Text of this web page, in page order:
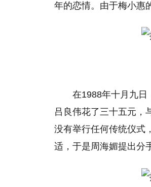
年的恋情。由于梅小惠
在1988年十月九日
吕良伟花了三十五元，
没有举行任何传统仪式
适，于是周海媚提出分